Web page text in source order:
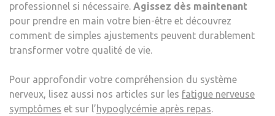
professionnel si nécessaire. Agissez dès maintenant
pour prendre en main votre bien-être et découvrez
comment de simples ajustements peuvent durablement
transformer votre qualité de vie.
Pour approfondir votre compréhension du système
nerveux, lisez aussi nos articles sur les fatigue nerveuse
symptômes et sur l’hypoglycémie après repas.